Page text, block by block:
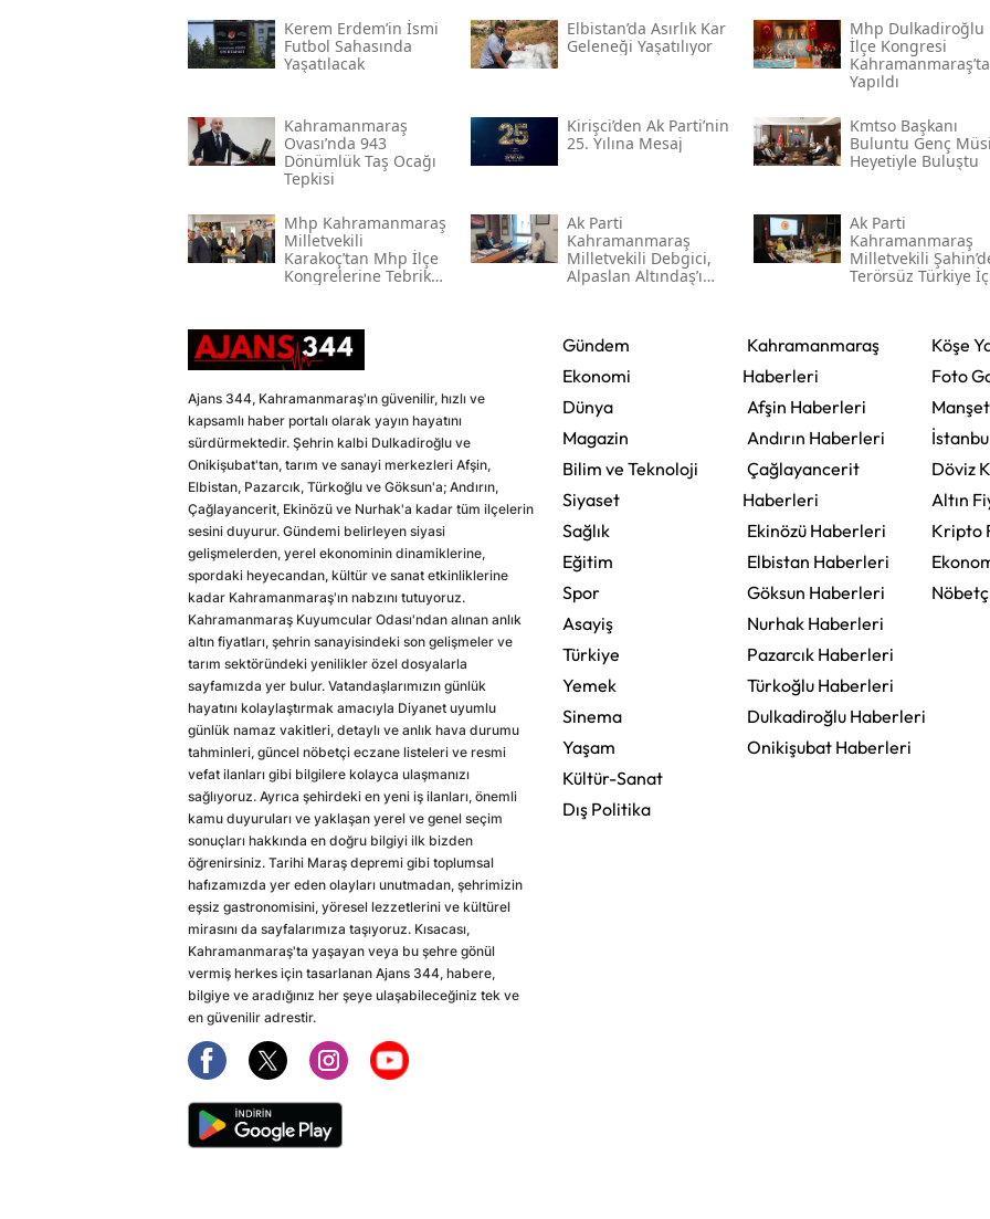
Kerem Erdem’in İsmi
Futbol Sahasında
Yaşatılacak
Elbistan’da Asırlık Kar
Geleneği Yaşatılıyor
Mhp Dulkadiroğlu
İlçe Kongresi
Kahramanmaraş’ta
Yapıldı
Kahramanmaraş
Ovası’nda 943
Dönümlük Taş Ocağı
Tepkisi
Kirişci’den Ak Parti’nin
25. Yılına Mesaj
Kmtso Başkanı
Buluntu Genç
Heyetiyle Buluştu
Mhp Kahramanmaraş
Milletvekili
Karakoç’tan Mhp İlçe
Kongrelerine Tebrik
Ak Parti
Kahramanmaraş
Milletvekili Debgici,
Alpaslan Altındaş’ı
Ak Parti
Kahramanmaraş
Milletvekili
Terörsüz Türkiye
Ajans 344, Kahramanmaraş'ın güvenilir, hızlı ve
kapsamlı haber portalı olarak yayın hayatını
sürdürmektedir. Şehrin kalbi Dulkadiroğlu ve
Onikişubat'tan, tarım ve sanayi merkezleri Afşin,
Elbistan, Pazarcık, Türkoğlu ve Göksun'a; Andırın,
Çağlayancerit, Ekinözü ve Nurhak'a kadar tüm ilçelerin
sesini duyurur. Gündemi belirleyen siyasi
gelişmelerden, yerel ekonominin dinamiklerine,
spordaki heyecandan, kültür ve sanat etkinliklerine
kadar Kahramanmaraş'ın nabzını tutuyoruz.
Kahramanmaraş Kuyumcular Odası'ndan alınan anlık
altın fiyatları, şehrin sanayisindeki son gelişmeler ve
tarım sektöründeki yenilikler özel dosyalarla
sayfamızda yer bulur. Vatandaşlarımızın günlük
hayatını kolaylaştırmak amacıyla Diyanet uyumlu
günlük namaz vakitleri, detaylı ve anlık hava durumu
tahminleri, güncel nöbetçi eczane listeleri ve resmi
vefat ilanları gibi bilgilere kolayca ulaşmanızı
sağlıyoruz. Ayrıca şehirdeki en yeni iş ilanları, önemli
kamu duyuruları ve yaklaşan yerel ve genel seçim
sonuçları hakkında en doğru bilgiyi ilk bizden
öğrenirsiniz. Tarihi Maraş depremi gibi toplumsal
hafızamızda yer eden olayları unutmadan, şehrimizin
eşsiz gastronomisini, yöresel lezzetlerini ve kültürel
mirasını da sayfalarımıza taşıyoruz. Kısacası,
Kahramanmaraş'ta yaşayan veya bu şehre gönül
vermiş herkes için tasarlanan Ajans 344, habere,
bilgiye ve aradığınız her şeye ulaşabileceğiniz tek ve
en güvenilir adrestir.
Gündem
Ekonomi
Dünya
Magazin
Bilim ve Teknoloji
Siyaset
Sağlık
Eğitim
Spor
Asayiş
Türkiye
Yemek
Sinema
Yaşam
Kültür-Sanat
Dış Politika
Kahramanmaraş
Haberleri
Afşin Haberleri
Andırın Haberleri
Çağlayancerit
Haberleri
Ekinözü Haberleri
Elbistan Haberleri
Göksun Haberleri
Nurhak Haberleri
Pazarcık Haberleri
Türkoğlu Haberleri
Dulkadiroğlu Haberleri
Onikişubat Haberleri
Köşe
Foto
Döviz
Altın
Kripto